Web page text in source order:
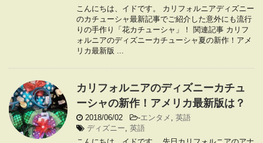
こんにちは、イドです。 カリフォルニアディズニー
のカチューシャ最新記事でご紹介した意外にも流行
りの手作り「花カチューシャ」！ 関連記事 カリフ
ォルニアのディズニーカチューシャ夏の新作！アメ
リカ最新版 ...
カリフォルニアのディズニーカチュ
ーシャの新作！アメリカ最新版は？
2018/06/02 -エンタメ , 英語
ディズニー, 英語